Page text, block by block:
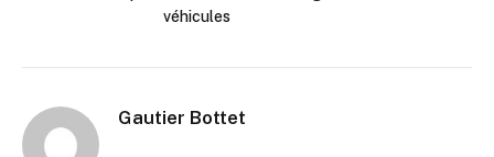
véhicules
Gautier Bottet